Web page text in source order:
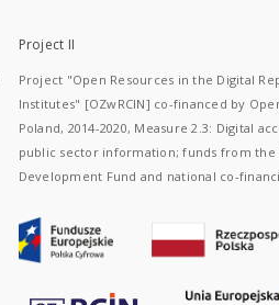
Project II
Project "Open Resources in the Digital
Institutes" [OZwRCIN] co-financed by
Poland, 2014-2020, Measure 2.3: Digital
public sector information; funds from the
Development Fund and national co-